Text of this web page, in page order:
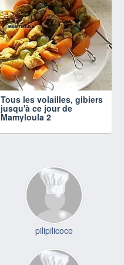
Tous les volailles, gibiers
jusqu'à ce jour de
Mamyloula 2
pilipilicoco